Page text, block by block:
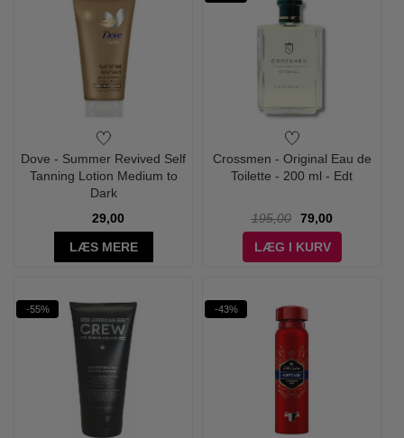
Dove - Summer Revived Self
Tanning Lotion Medium to
Dark
29,00
LÆS MERE
Crossmen - Original Eau de
Toilette - 200 ml - Edt
195,00
79,00
LÆG I KURV
-55% -43%